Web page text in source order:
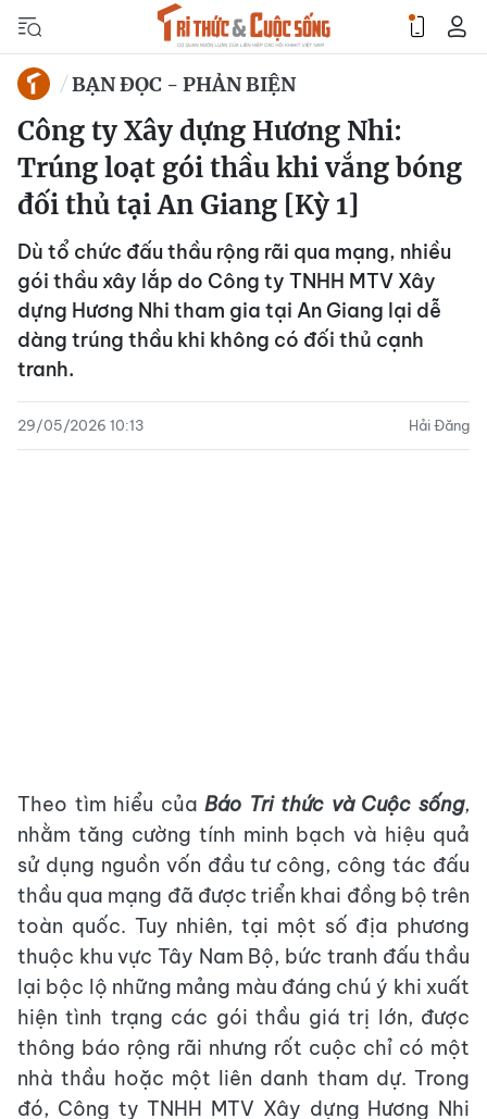
BẠN ĐỌC - PHẢN BIỆN
Công ty Xây dựng Hương Nhi:
Trúng loạt gói thầu khi vắng bóng
đối thủ tại An Giang [Kỳ 1]
Dù tổ chức đấu thầu rộng rãi qua mạng, nhiều
gói thầu xây lắp do Công ty TNHH MTV Xây
dựng Hương Nhi tham gia tại An Giang lại dễ
dàng trúng thầu khi không có đối thủ cạnh
tranh.
29/05/2026 10:13 Hải Đăng
Theo tìm hiểu củaBáo Tri thức và Cuộc sống,
nhằm tăng cường tính minh bạch và hiệu quả
sử dụng nguồn vốn đầu tư công, công tác đấu
thầu qua mạng đã được triển khai đồng bộ trên
toàn quốc. Tuy nhiên, tại một số địa phương
thuộc khu vực Tây Nam Bộ, bức tranh đấu thầu
lại bộc lộ những mảng màu đáng chú ý khi xuất
hiện tình trạng các gói thầu giá trị lớn, được
thông báo rộng rãi nhưng rốt cuộc chỉ có một
nhà thầu hoặc một liên danh tham dự. Trong
đó, Công ty TNHH MTV Xây dựng Hương Nhi